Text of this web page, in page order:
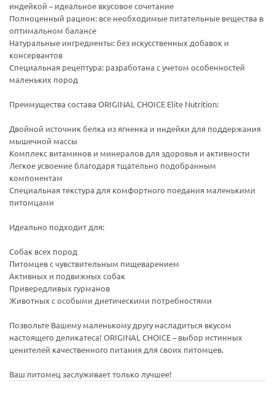
индейкой – идеальное вкусовое сочетание
Полноценный рацион: все необходимые питательные вещества в
оптимальном балансе
Натуральные ингредиенты: без искусственных добавок и
консервантов
Специальная рецептура: разработана с учетом особенностей
маленьких пород
Преимущества состава ORIGINAL CHOICE Elite Nutrition:
Двойной источник белка из ягненка и индейки для поддержания
мышечной массы
Комплекс витаминов и минералов для здоровья и активности
Легкое усвоение благодаря тщательно подобранным
компонентам
Специальная текстура для комфортного поедания маленькими
питомцами
Идеально подходит для:
Собак всех пород
Питомцев с чувствительным пищеварением
Активных и подвижных собак
Привередливых гурманов
Животных с особыми диетическими потребностями
Позвольте Вашему маленькому другу насладиться вкусом
настоящего деликатеса! ORIGINAL CHOICE – выбор истинных
ценителей качественного питания для своих питомцев.
Ваш питомец заслуживает только лучшее!